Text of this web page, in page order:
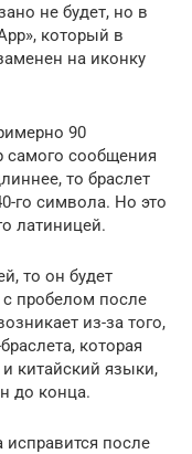
не будет, но в
который в
на иконку
90
сообщения
то браслет
го символа. Но это
латиницей.
то он будет
пробелом после
из-за того,
которая
китайский языки,
до конца.
исправится после